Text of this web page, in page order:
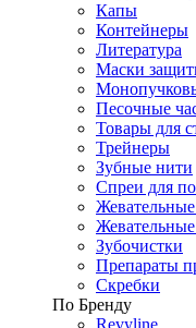
Капы
Контейнеры
Литература
Маски
Песочные
Товары для
Трейнеры
Зубные нити
Спреи для
Жевательные
Зубочистки
Препараты
Скребки
По Бренду